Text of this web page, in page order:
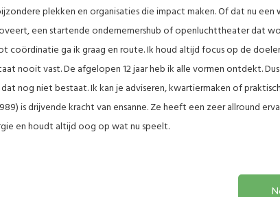
plekken en organisaties die impact maken. Of dat nu
een startende ondernemershub of openluchttheater dat
coördinatie ga ik graag en route. Ik houd altijd focus op de
nooit vast. De afgelopen 12 jaar heb ik alle vormen ontdekt.
nog niet bestaat. Ik kan je adviseren, kwartiermaken of
is drijvende kracht van ensanne. Ze heeft een zeer allround
en houdt altijd oog op wat nu speelt.